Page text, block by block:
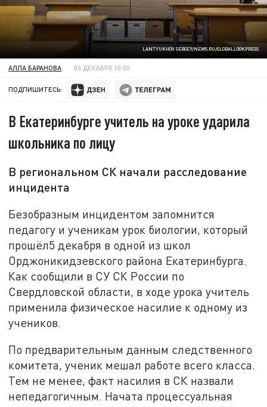
LANTYUKHOV SERGEY/NEWS.RU/GLOBALLOOKPRESS
АЛЛА БАРАНОВА 06 ДЕКАБРЯ 10:00
ПОДПИШИТЕСЬ:
В Екатеринбурге учитель на уроке ударила
школьника по лицу
В региональном СК начали расследование
инцидента
Безобразным инцидентом запомнится
педагогу и ученикам урок биологии, который
прошёл5 декабря в одной из школ
Орджоникидзевского района Екатеринбурга.
Как сообщили в СУ СК России по
Свердловской области, в ходе урока учитель
применила физическое насилие к одному из
учеников.
По предварительным данным следственного
комитета, ученик мешал работе всего класса.
Тем не менее, факт насилия в СК назвали
непедагогичным. Начата процессуальная